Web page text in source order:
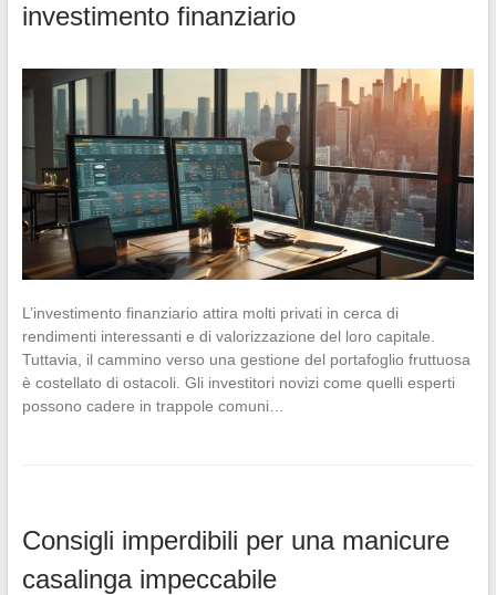
investimento finanziario
L’investimento finanziario attira molti privati in cerca di
rendimenti interessanti e di valorizzazione del loro capitale.
Tuttavia, il cammino verso una gestione del portafoglio fruttuosa
è costellato di ostacoli. Gli investitori novizi come quelli esperti
possono cadere in trappole comuni…
Consigli imperdibili per una manicure
casalinga impeccabile